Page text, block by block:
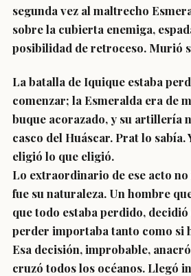
segunda vez al maltrecho
sobre la cubierta enemiga,
posibilidad de retroceso. Murió
La batalla de Iquique estaba
comenzar; la Esmeralda era de
buque acorazado, y su artillería
casco del Huáscar. Prat lo sabía.
eligió lo que eligió.
Lo extraordinario de ese acto
fue su naturaleza. Un hombre
que todo estaba perdido,
perder importaba tanto como si
Esa decisión, improbable,
cruzó todos los océanos. Llegó